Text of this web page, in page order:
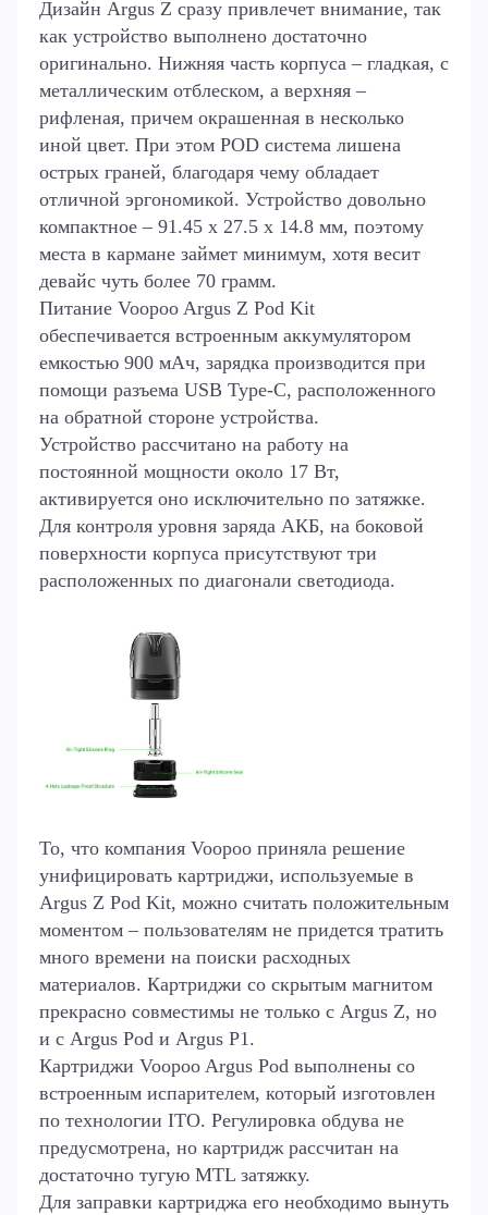
Дизайн Argus Z сразу привлечет внимание, так
как устройство выполнено достаточно
оригинально. Нижняя часть корпуса – гладкая, с
металлическим отблеском, а верхняя –
рифленая, причем окрашенная в несколько
иной цвет. При этом POD система лишена
острых граней, благодаря чему обладает
отличной эргономикой. Устройство довольно
компактное – 91.45 х 27.5 х 14.8 мм, поэтому
места в кармане займет минимум, хотя весит
девайс чуть более 70 грамм.
Питание Voopoo Argus Z Pod Kit
обеспечивается встроенным аккумулятором
емкостью 900 мАч, зарядка производится при
помощи разъема USB Type-C, расположенного
на обратной стороне устройства.
Устройство рассчитано на работу на
постоянной мощности около 17 Вт,
активируется оно исключительно по затяжке.
Для контроля уровня заряда АКБ, на боковой
поверхности корпуса присутствуют три
расположенных по диагонали светодиода.
То, что компания Voopoo приняла решение
унифицировать картриджи, используемые в
Argus Z Pod Kit, можно считать положительным
моментом – пользователям не придется тратить
много времени на поиски расходных
материалов. Картриджи со скрытым магнитом
прекрасно совместимы не только с Argus Z, но
и с Argus Pod и Argus P1.
Картриджи Voopoo Argus Pod выполнены со
встроенным испарителем, который изготовлен
по технологии ITO. Регулировка обдува не
предусмотрена, но картридж рассчитан на
достаточно тугую MTL затяжку.
Для заправки картриджа его необходимо вынуть